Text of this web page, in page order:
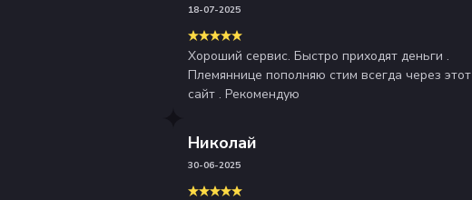
18-07-2025
Хороший сервис. Быстро приходят деньги .
Племяннице пополняю стим всегда через этот
сайт . Рекомендую
Николай
30-06-2025